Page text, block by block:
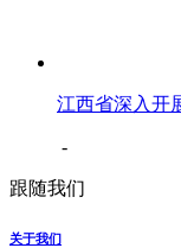
江西省深入开
-
跟随我们
关于我们